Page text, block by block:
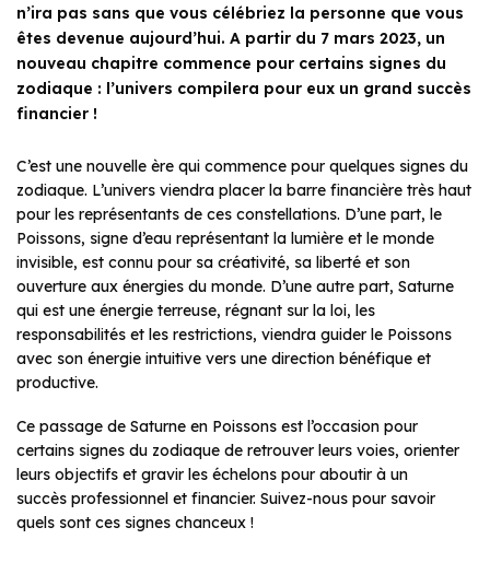
n’ira pas sans que vous célébriez la personne que vous
êtes devenue aujourd’hui. A partir du 7 mars 2023, un
nouveau chapitre commence pour certains signes du
zodiaque : l’univers compilera pour eux un grand succès
financier !
C’est une nouvelle ère qui commence pour quelques signes du
zodiaque. L’univers viendra placer la barre financière très haut
pour les représentants de ces constellations. D’une part, le
Poissons, signe d’eau représentant la lumière et le monde
invisible, est connu pour sa créativité, sa liberté et son
ouverture aux énergies du monde. D’une autre part, Saturne
qui est une énergie terreuse, régnant sur la loi, les
responsabilités et les restrictions, viendra guider le Poissons
avec son énergie intuitive vers une direction bénéfique et
productive.
Ce passage de Saturne en Poissons est l’occasion pour
certains signes du zodiaque de retrouver leurs voies, orienter
leurs objectifs et gravir les échelons pour aboutir à un
succès professionnel et financier. Suivez-nous pour savoir
quels sont ces signes chanceux !